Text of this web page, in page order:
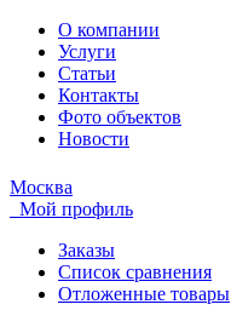
О компании
Услуги
Статьи
Контакты
Фото объектов
Новости
Москва
Мой профиль
Заказы
Список сравнения
Отложенные товары